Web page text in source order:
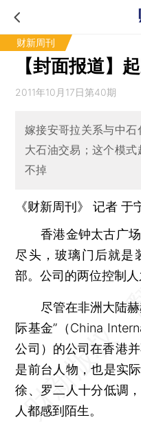
财新周刊
【封面报道】
2011年10月17日第40期
嫁接安哥拉关系与中
大石油交易；这个模
不掉
《财新周刊》 记者于
香港金钟太古广场
尽头，玻璃门后就是
部。公司的两位控制人
尽管在非洲大陆赫
际基金”（China
公司）的公司在香港
是前台人物，也是实
徐、罗二人十分低调
人都感到陌生。